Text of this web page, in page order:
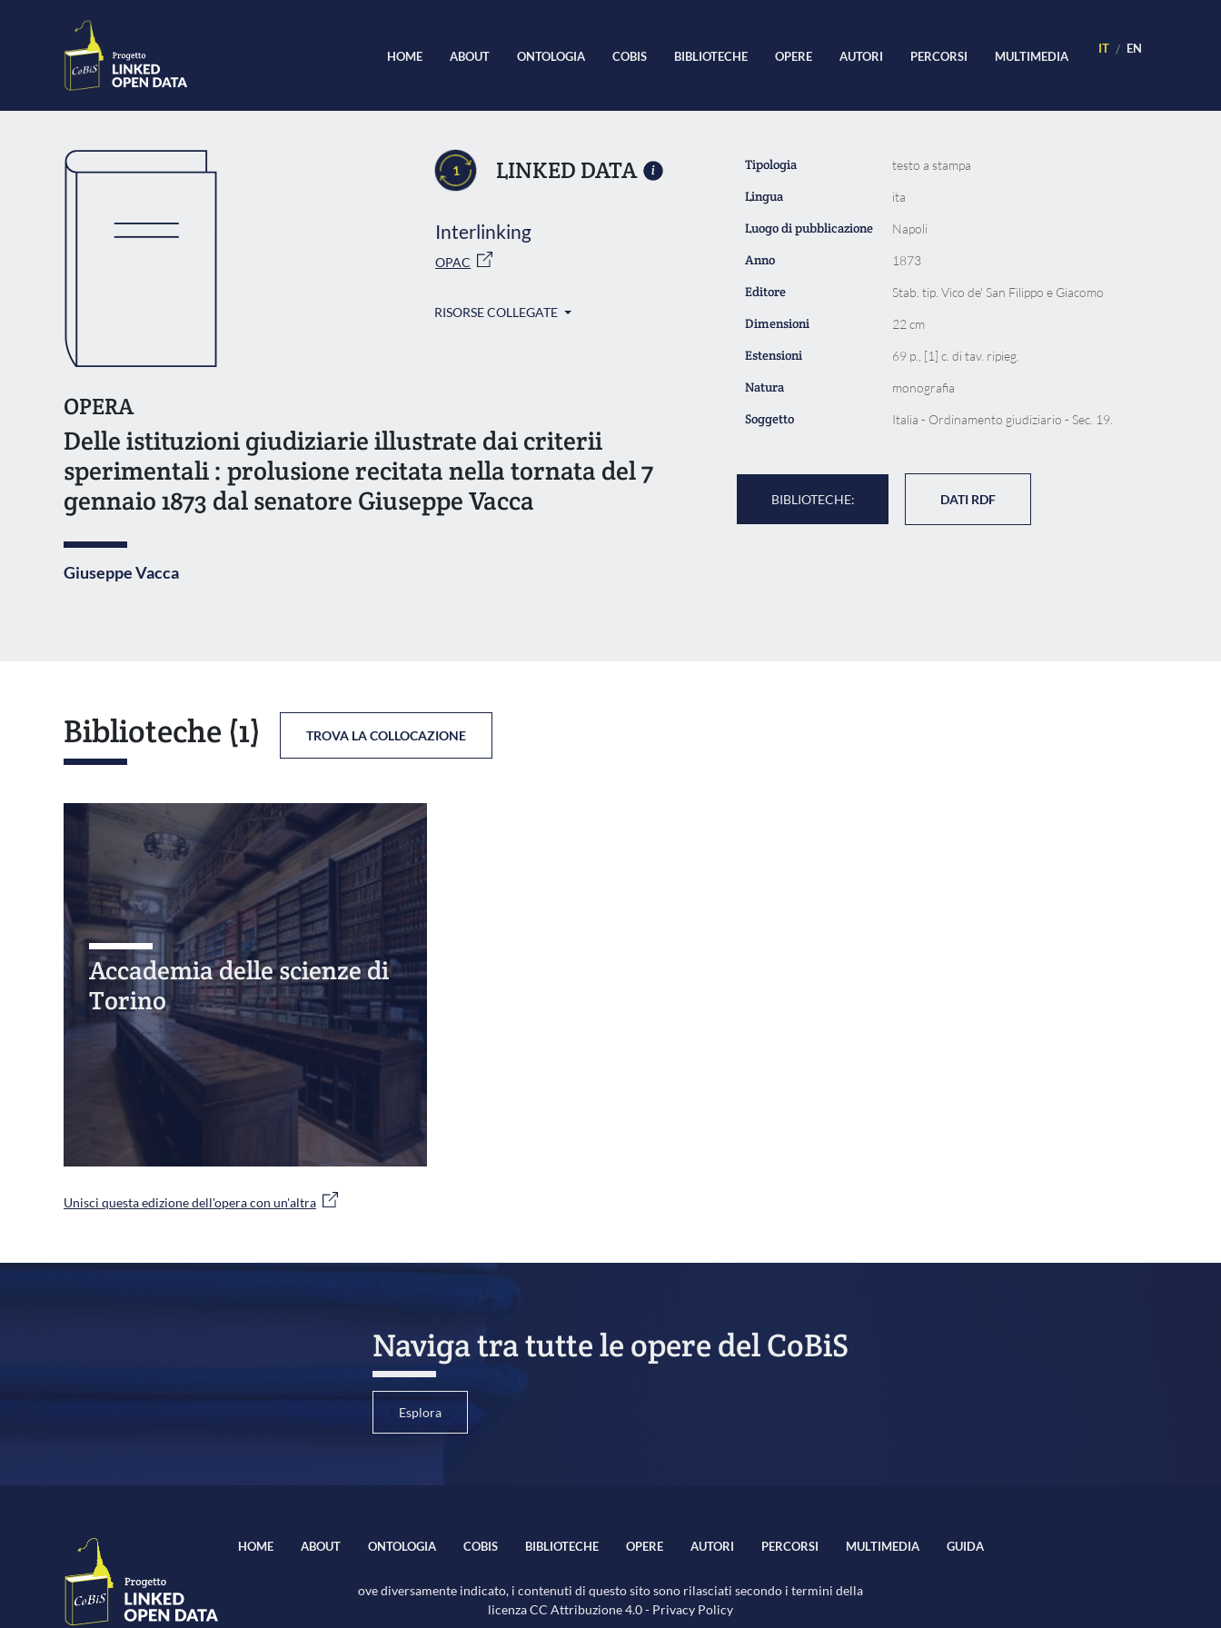
HOME ABOUT ONTOLOGIA COBIS BIBLIOTECHE OPERE AUTORI PERCORSI MULTIMEDIA IT EN
1 LINKED DATA
Interlinking
OPAC
RISORSE COLLEGATE
OPERA
Delle istituzioni giudiziarie illustrate dai criterii
sperimentali : prolusione recitata nella tornata del 7
gennaio 1873 dal senatore Giuseppe Vacca
Giuseppe Vacca
Tipologia testo a stampa
Lingua ita
Luogo di pubblicazione Napoli
Anno 1873
Editore Stab. tip. Vico de' San Filippo e Giacomo
Dimensioni 22 cm
Estensioni 69 p., [1] c. di tav. ripieg.
Natura monografia
Soggetto Italia - Ordinamento giudiziario - Sec. 19.
BIBLIOTECHE: DATI RDF
Biblioteche (1) TROVA LA COLLOCAZIONE
Accademia delle scienze di
Torino
Unisci questa edizione dell'opera con un'altra
Naviga tra tutte le opere del CoBiS
Esplora
HOME ABOUT ONTOLOGIA COBIS BIBLIOTECHE OPERE AUTORI PERCORSI MULTIMEDIA GUIDA
ove diversamente indicato, i contenuti di questo sito sono rilasciati secondo i termini della
licenzaCC Attribuzione 4.0- Privacy Policy